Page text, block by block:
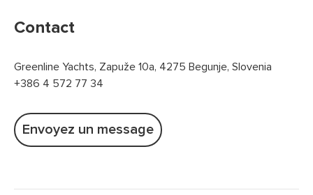
Contact
Greenline Yachts, Zapuže 10a, 4275 Begunje, Slovenia
+386 4 572 77 34
Envoyez un message